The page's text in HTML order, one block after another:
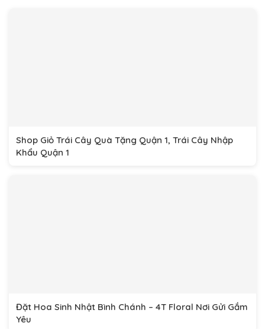
Shop Giỏ Trái Cây Quà Tặng Quận 1, Trái Cây Nhập
Khẩu Quận 1
Đặt Hoa Sinh Nhật Bình Chánh – 4T Floral Nơi Gửi Gắm
Yêu